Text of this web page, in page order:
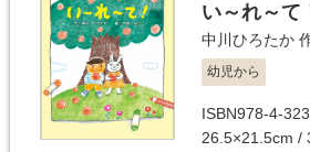
い～れ～て
中川ひろたか
幼児から
ISBN978-4-
26.5×21.5cm /